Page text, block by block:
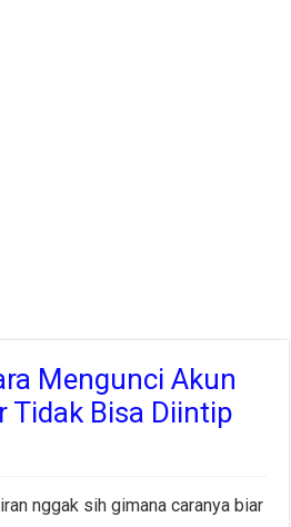
Mengunci Akun
Tidak Bisa Diintip
nggak sih gimana caranya biar